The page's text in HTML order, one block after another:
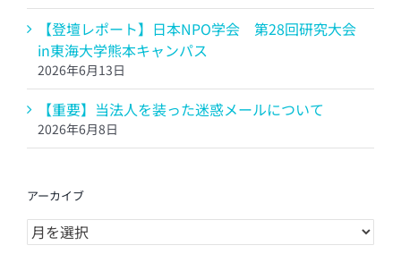
【登壇レポート】日本NPO学会 第28回研究大会
in東海大学熊本キャンパス
2026年6月13日
【重要】当法人を装った迷惑メールについて
2026年6月8日
アーカイブ
ア
ー